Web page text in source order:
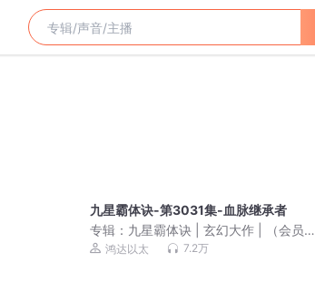
九星霸体诀-第3031集-血脉继承者
专辑： 九星霸体诀 | 玄幻大作 | （会员免
费听）
鸿达以太 7.2万